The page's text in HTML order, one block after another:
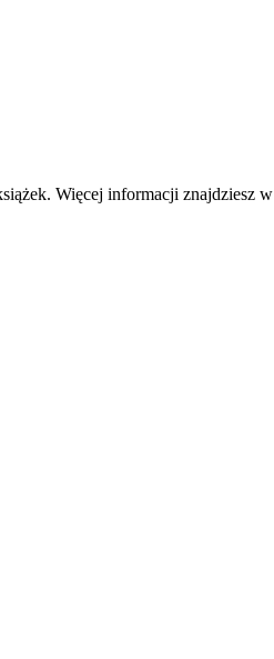
Więcej informacji znajdziesz w